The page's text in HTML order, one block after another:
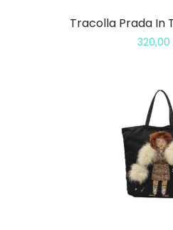
Tracolla Prada In
320,00